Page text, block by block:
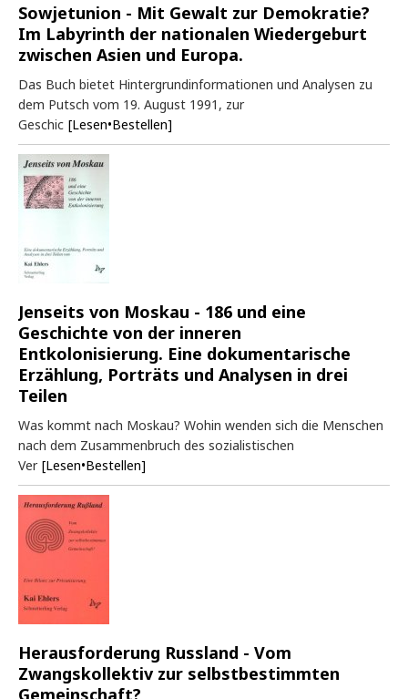
Sowjetunion - Mit Gewalt zur Demokratie?
Im Labyrinth der nationalen Wiedergeburt
zwischen Asien und Europa.
Das Buch bietet Hintergrundinformationen und Analysen zu
dem Putsch vom 19. August 1991, zur
Geschic [Lesen•Bestellen]
Jenseits von Moskau - 186 und eine
Geschichte von der inneren
Entkolonisierung. Eine dokumentarische
Erzählung, Porträts und Analysen in drei
Teilen
Was kommt nach Moskau? Wohin wenden sich die Menschen
nach dem Zusammenbruch des sozialistischen
Ver [Lesen•Bestellen]
Herausforderung Russland - Vom
Zwangskollektiv zur selbstbestimmten
Gemeinschaft?